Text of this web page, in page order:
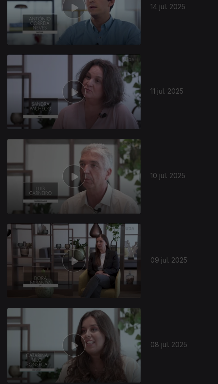
14 jul. 2025
11 jul. 2025
10 jul. 2025
09 jul. 2025
08 jul. 2025